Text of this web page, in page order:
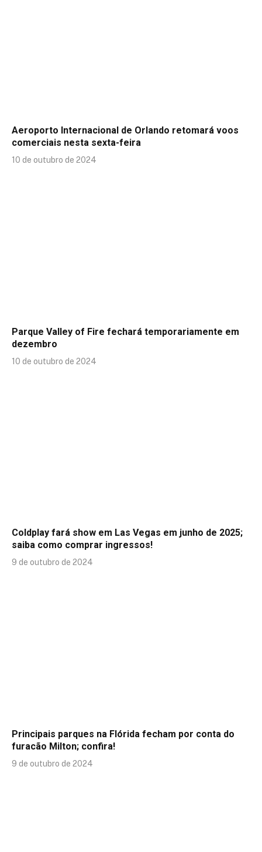
Aeroporto Internacional de Orlando retomará voos
comerciais nesta sexta-feira
10 de outubro de 2024
Parque Valley of Fire fechará temporariamente em
dezembro
10 de outubro de 2024
Coldplay fará show em Las Vegas em junho de 2025;
saiba como comprar ingressos!
9 de outubro de 2024
Principais parques na Flórida fecham por conta do
furacão Milton; confira!
9 de outubro de 2024